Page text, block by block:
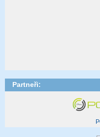
Partneři: